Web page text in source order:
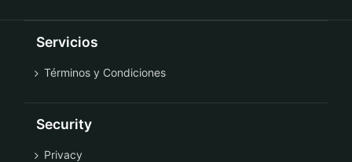
Servicios
Términos y Condiciones
Security
Privacy